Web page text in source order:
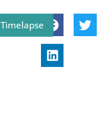
Share:
Timelapse